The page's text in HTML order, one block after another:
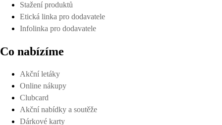
Stažení produktů
Etická linka pro dodavatele
Infolinka pro dodavatele
Co nabízíme
Akční letáky
Online nákupy
Clubcard
Akční nabídky a soutěže
Dárkové karty